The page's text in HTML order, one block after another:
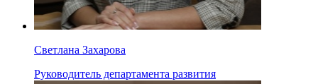
Светлана Захарова
Руководитель департамента развития